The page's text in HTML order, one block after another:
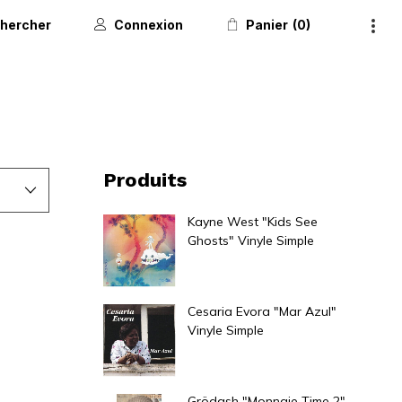
Connexion Panier 0
Produits
Kayne West "Kids See
Ghosts" Vinyle Simple
Cesaria Evora "Mar Azul"
Vinyle Simple